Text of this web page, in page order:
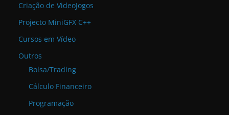
Criação de VideoJogos
Projecto MiniGFX C++
Cursos em Vídeo
Outros
Bolsa/Trading
Cálculo Financeiro
Programação